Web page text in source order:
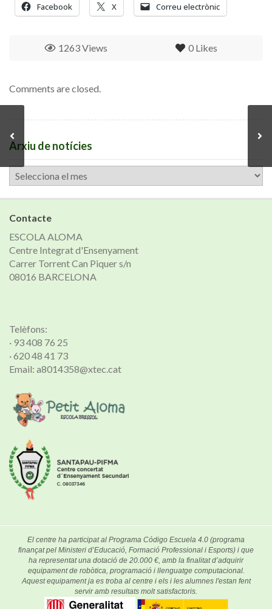
Facebook X Correu electrònic
0 Likes
1263 Views
Comments are closed.
Arxiu de notícies
Arxiu
de
notícies
Contacte
ESCOLA ALOMA
Centre Integrat d'Ensenyament
Carrer Torrent Can Piquer s/n
08016 BARCELONA
Telèfons:
· 93 408 76 25
· 620 48 41 73
Email: a8014358@xtec.cat
El centre ha participat al Programa Código Escuela 4.0 (programa
finançat pel Ministeri d’Educació, Formació Professional i Esports) i que
ha representat una dotació de 20.000 €, amb la finalitat d’adquirir
equipament de robòtica, programació i llenguatge computacional.
Aquest equipament ja es troba al centre i els i les alumnes l'estan fent
servir amb resultats molt satisfactoris.